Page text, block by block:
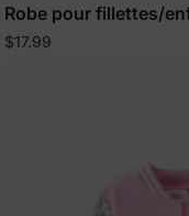
Robe pour fillettes/
$17.99